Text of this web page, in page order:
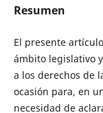
Resumen
El presente
ámbito legislativo
a los derechos de
ocasión para, en
necesidad de